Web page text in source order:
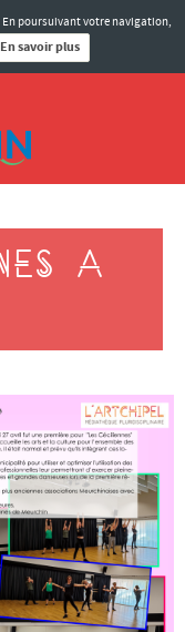
poursuivant votre navigation,
En savoir plus
A